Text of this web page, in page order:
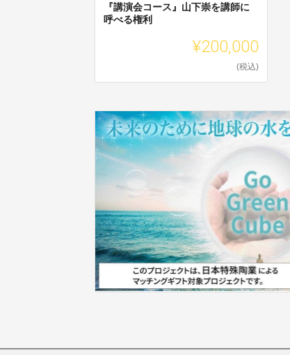
『講演会コース』山下崇を講師に
呼べる権利
¥200,000
(税込)